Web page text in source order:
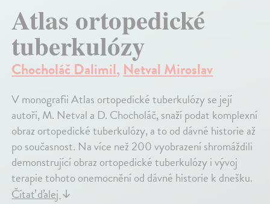
Atlas ortopedické
tuberkulózy
Chocholáč Dalimil,Netval Miroslav
V monografii Atlas ortopedické tuberkulózy se její
autoři, M. Netval a D. Chocholáč, snaží podat komplexní
obraz ortopedické tuberkulózy, a to od dávné historie až
po současnost. Na více než 200 vyobrazení shromáždili
demonstrující obraz ortopedické tuberkulózy i vývoj
terapie tohoto onemocnění od dávné historie k dnešku.
Čítať ďalej↓